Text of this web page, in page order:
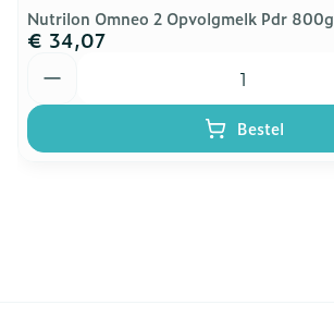
Nutrilon Omneo 2 Opvolgmelk Pdr 800g
€ 34,07
Bestel